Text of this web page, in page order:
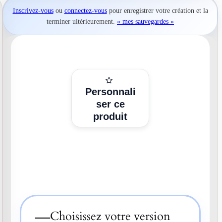
Inscrivez-vousou connectez-vouspour enregistrer votre création et la
terminer ultérieurement. « mes sauvegardes »
Personnali
ser ce
produit
—Choisissez votre version